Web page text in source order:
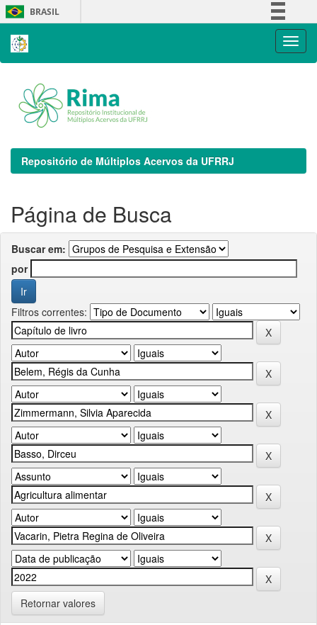
Skip
navigation
BRASIL
Repositório de Múltiplos Acervos da UFRRJ
Página de Busca
Buscar em:
por
Filtros correntes:
Retornar valores